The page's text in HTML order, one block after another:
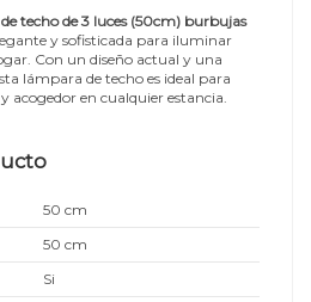
techo de 3 luces (50cm) burbujas
y sofisticada para iluminar
Con un diseño actual y una
lámpara de techo es ideal para
acogedor en cualquier estancia.
50 cm
50 cm
Si